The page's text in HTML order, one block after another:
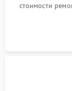
стоимости